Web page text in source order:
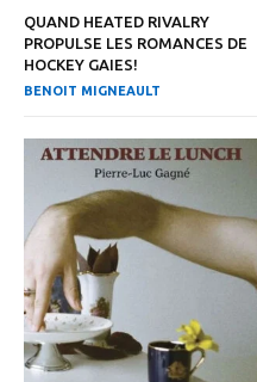
QUAND HEATED RIVALRY
PROPULSE LES ROMANCES DE
HOCKEY GAIES!
BENOIT MIGNEAULT